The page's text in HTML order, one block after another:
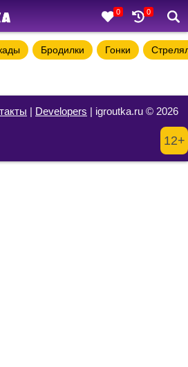
0 0
Бродилки Гонки
| Developers | igroutka.ru © 2026
12+